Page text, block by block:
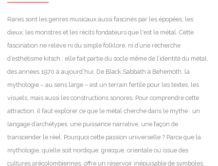
Rares sont les genres musicaux aussi fascinés par les épopées, les
dieux, les monstres et les récits fondateurs que l'est le métal. Cette
fascination ne relève ni du simple folklore, ni d’une recherche
d’esthétisme kitsch : elle fait partie du socle même de l’identité du métal,
des années 1970 à aujourd’hui. De Black Sabbath à Behemoth, la
mythologie – au sens large – est un terrain fertile pour les textes, les
visuels, mais aussi les constructions sonores. Pour comprendre cette
attraction, il faut explorer ce que le métal cherche dans le mythe : un
langage d’archétypes, une puissance narrative, une façon de
transcender le réel. Pourquoi cette passion universelle ? Parce que la
mythologie, qu’elle soit nordique, grecque, orientale ou issue des
cultures précolombiennes, offre un réservoir inépuisable de symboles,